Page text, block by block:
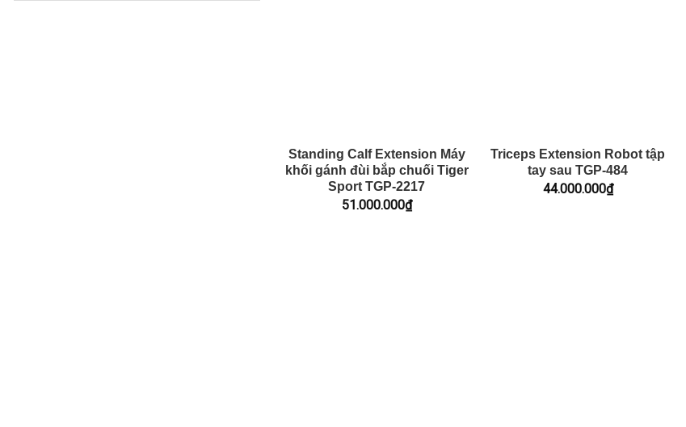
Standing Calf Extension Máy
khối gánh đùi bắp chuối Tiger
Sport TGP-2217
51.000.000₫
Triceps Extension Robot tập
tay sau TGP-484
44.000.000₫